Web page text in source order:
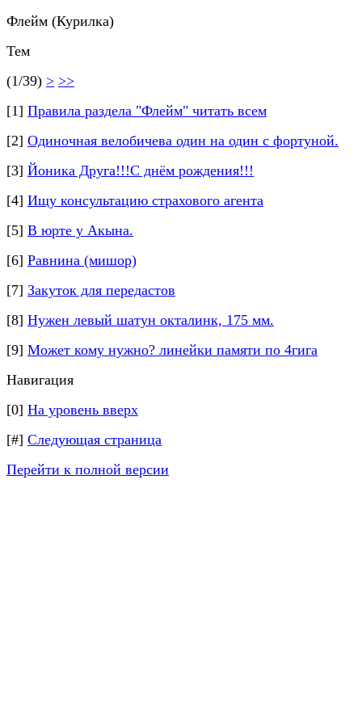
Флейм (Курилка)
Тем
(1/39) > >>
[1] Правила раздела "Флейм" читать всем
[2] Одиночная велобичева один на один с фортуной.
[3] Йоника Друга!!!С днём рождения!!!
[4] Ищу консультацию страхового агента
[5] В юрте у Акына.
[6] Равнина (мишор)
[7] Закуток для передастов
[8] Нужен левый шатун окталинк, 175 мм.
[9] Может кому нужно? линейки памяти по 4гига
Навигация
[0] На уровень вверх
[#] Следующая страница
Перейти к полной версии